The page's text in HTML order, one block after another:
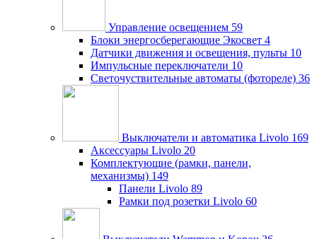
Управление освещением 59
Блоки энергосберегающие Экосвет 4
Датчики движения и освещения, пульты 10
Импульсные переключатели 10
Светочуствительные автоматы (фотореле) 36
Выключатели и автоматика Livolo 169
Аксессуары Livolo 20
Комплектующие (рамки, панели,
механизмы) 149
Панели Livolo 89
Рамки под розетки Livolo 60